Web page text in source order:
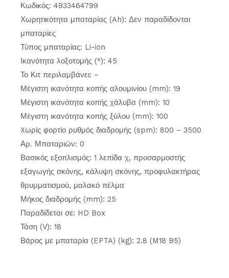
Κωδικός: 4933464799
Χωρητικότητα μπαταρίας (Ah): Δεν παραδίδονται
μπαταρίες
Τύπος μπαταρίας: Li-ion
Ικανότητα λοξοτομής (°): 45
Το Κιτ περιλαμβάνει: –
Μέγιστη ικανότητα κοπής αλουμινίου (mm): 19
Μέγιστη ικανότητα κοπής χάλυβα (mm): 10
Μέγιστη ικανότητα κοπής ξύλου (mm): 100
Xωρίς φορτίο ρυθμός διαδρομής (spm): 800 – 3500
Αρ. Μπαταριών: 0
Βασικός εξοπλισμός: 1 λεπίδα χ, προσαρμοστής
εξαγωγής σκόνης, κάλυψη σκόνης, προφυλακτήρας
θρυμματισμού, μαλακό πέλμα
Μήκος διαδρομής (mm): 25
Παραδίδεται σε: HD Box
Τάση (V): 18
Βάρος με μπαταρία (EPTA) (kg): 2.8 (M18 B5)